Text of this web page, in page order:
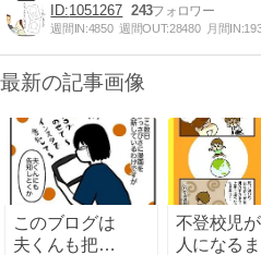
1051267 243
週間IN:4850 週間OUT:28480 月間IN:
最新の記事画像
このブログは
夫くんも把握
不登校児
人になる